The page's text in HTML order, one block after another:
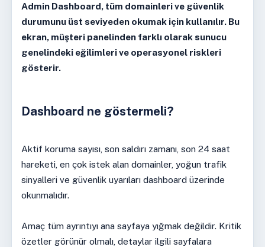
Admin Dashboard, tüm domainleri ve güvenlik
durumunu üst seviyeden okumak için kullanılır. Bu
ekran, müşteri panelinden farklı olarak sunucu
genelindeki eğilimleri ve operasyonel riskleri
gösterir.
Dashboard ne göstermeli?
Aktif koruma sayısı, son saldırı zamanı, son 24 saat
hareketi, en çok istek alan domainler, yoğun trafik
sinyalleri ve güvenlik uyarıları dashboard üzerinde
okunmalıdır.
Amaç tüm ayrıntıyı ana sayfaya yığmak değildir. Kritik
özetler görünür olmalı, detaylar ilgili sayfalara